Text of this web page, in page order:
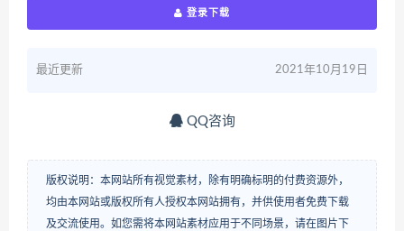
登录下载
最近更新 2021年10月19日
QQ咨询
版权说明：本网站所有视觉素材，除有明确标明的付费资源外，
均由本网站或版权所有人授权本网站拥有，并供使用者免费下载
及交流使用。如您需将本网站素材应用于不同场景，请在图片下